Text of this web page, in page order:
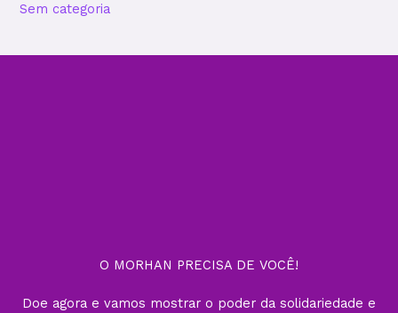
Sem categoria
O MORHAN PRECISA DE VOCÊ!
Doe agora e vamos mostrar o poder da solidariedade e